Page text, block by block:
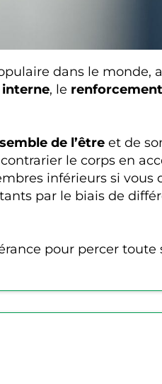
dans le monde,
, le
de l’être et de
le corps en
inférieurs si vous
par le biais de
pour percer toute